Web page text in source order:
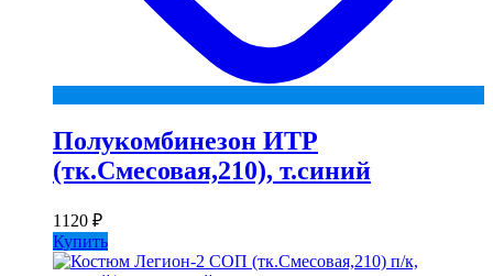
Полукомбинезон ИТР
(тк.Смесовая,210), т.синий
1120 ₽
Купить